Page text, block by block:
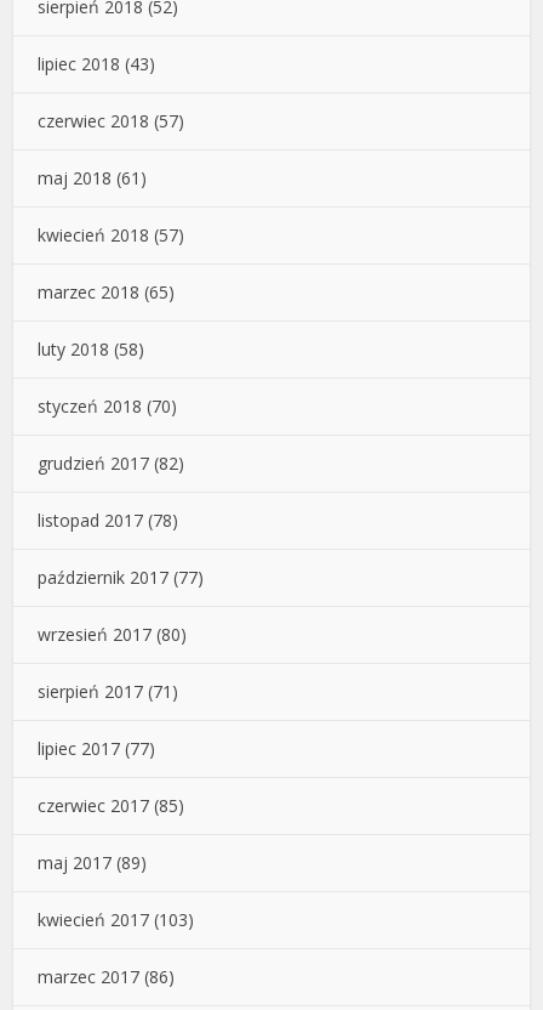
sierpień 2018 (52)
lipiec 2018 (43)
czerwiec 2018 (57)
maj 2018 (61)
kwiecień 2018 (57)
marzec 2018 (65)
luty 2018 (58)
styczeń 2018 (70)
grudzień 2017 (82)
listopad 2017 (78)
październik 2017 (77)
wrzesień 2017 (80)
sierpień 2017 (71)
lipiec 2017 (77)
czerwiec 2017 (85)
maj 2017 (89)
kwiecień 2017 (103)
marzec 2017 (86)